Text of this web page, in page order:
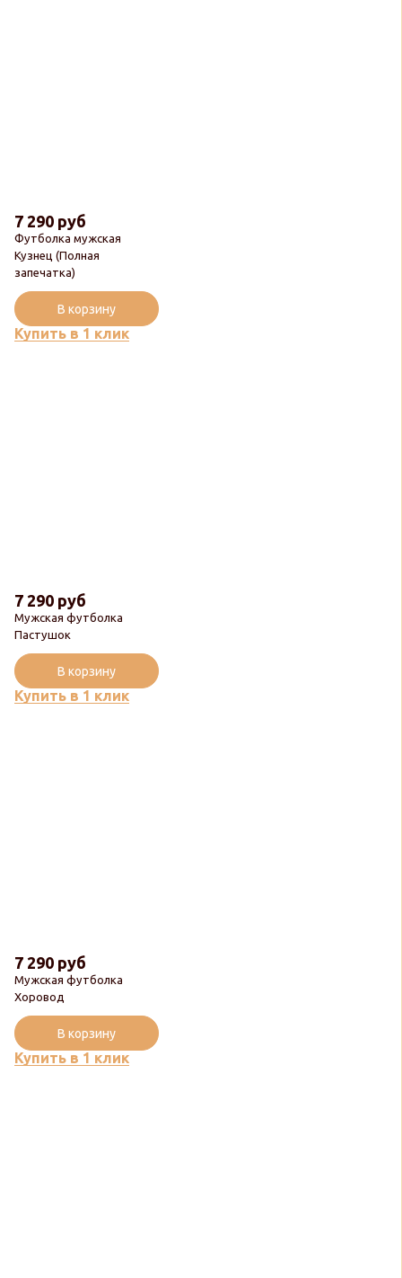
Футболка мужская
Кузнец (Полная
запечатка)
7 290 руб
Купить в 1 клик
В корзину
Мужская футболка
Пастушок
7 290 руб
Купить в 1 клик
В корзину
Мужская футболка
Хоровод
7 290 руб
Купить в 1 клик
В корзину